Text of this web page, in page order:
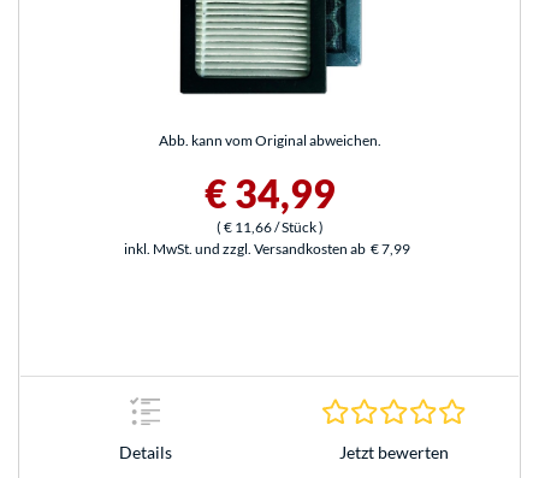
Abb. kann vom Original abweichen.
€ 34,99
( € 11,66/ Stück)
inkl. MwSt. und zzgl. Versandkosten ab € 7,99
Details Jetzt bewerten